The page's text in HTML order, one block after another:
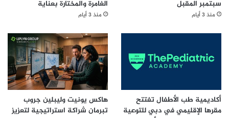
سبتمبر المقبل
منذ 3 أيام
الغامرة والمختارة بعناية
منذ 3 أيام
أكاديمية طب الأطفال تفتتح
مقرها الإقليمي في دبي للتوعية
هاكس يونيت وليبلين جروب
تبرمان شراكة استراتيجية لتعزيز